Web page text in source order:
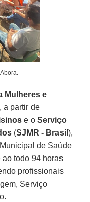
Mulheres e
, a partir de
e oServiço
(SJMR - Brasil),
de Saúde
todo 94 horas
profissionais
Serviço